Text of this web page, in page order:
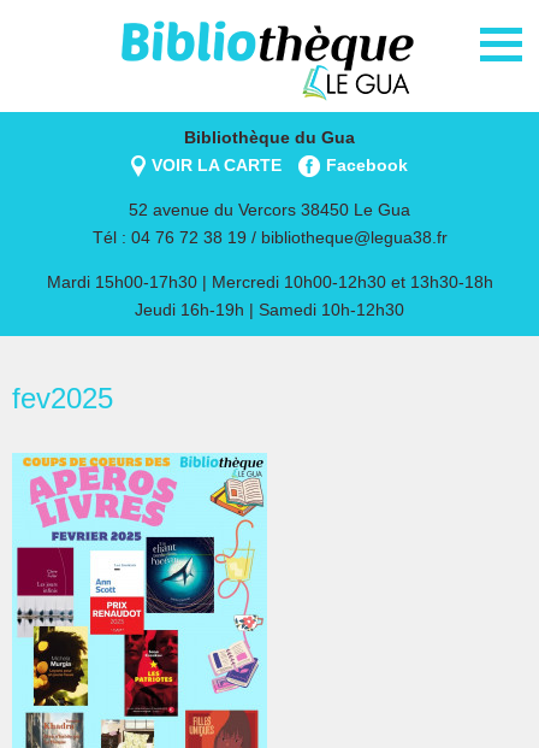
Bibliothèque du Gua
VOIR LA CARTE
Facebook
52 avenue du Vercors 38450 Le Gua
Tél : 04 76 72 38 19 / bibliotheque@legua38.fr
Mardi 15h00-17h30 | Mercredi 10h00-12h30 et 13h30-18h
Jeudi 16h-19h | Samedi 10h-12h30
fev2025